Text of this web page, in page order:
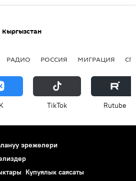
Кыргызстан
РАДИО РОССИЯ МИГРАЦИЯ
ТikТоk Rutube
эрежелери
Купуялык саясаты